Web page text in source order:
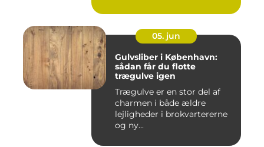
05. jun
Gulvsliber i København:
sådan får du flotte
trægulve igen
Trægulve er en stor del af
charmen i både ældre
lejligheder i brokvartererne
og ny...